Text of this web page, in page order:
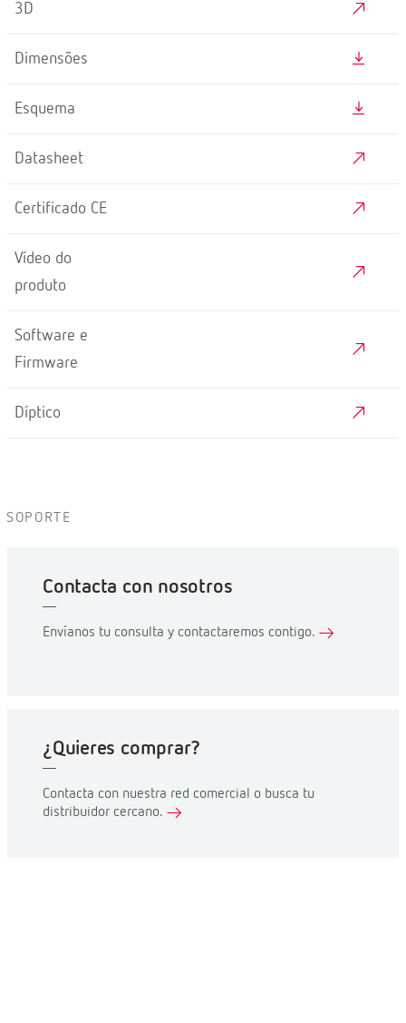
3D
Dimensões
Esquema
Datasheet
Certificado CE
Vídeo do
produto
Software e
Firmware
Díptico
SOPORTE
Contacta con nosotros
Envíanos tu consulta y contactaremos contigo.
¿Quieres comprar?
Contacta con nuestra red comercial o busca tu
distribuidor cercano.